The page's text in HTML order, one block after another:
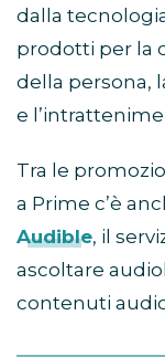
dalla
prodotti per la
della persona,
e
Tra le
a Prime c’è
Audible, il
ascoltare
contenuti